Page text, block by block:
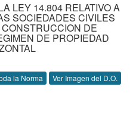
LEY 14.804 RELATIVO A
SOCIEDADES CIVILES
DE
DE PROPIEDAD
la Norma Ver Imagen del D.O.